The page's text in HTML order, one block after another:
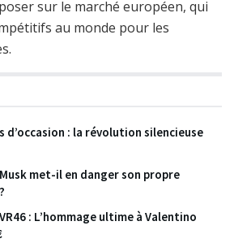
sur le marché européen, qui
au monde pour les
: la révolution silencieuse
met-il en danger son propre
: L’hommage ultime à Valentino